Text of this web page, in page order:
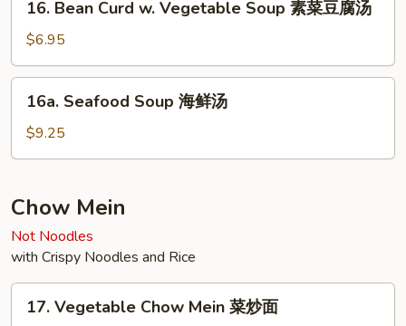
Bean
Curd
w.
Vegetable
Soup
汤
16. Bean Curd w. Vegetable Soup 素菜豆腐汤
$6.95
Seafood
Soup
海
汤
16a. Seafood Soup 海鲜汤
$9.25
Chow Mein
Not Noodles
with Crispy Noodles and Rice
Vegetable
17. Vegetable Chow Mein 菜炒面